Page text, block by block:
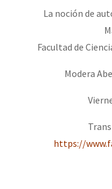
La noción de
Facultad de
Modera
https://